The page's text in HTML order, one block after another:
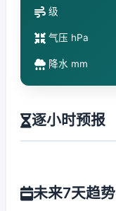
级
气压 hPa
降水 mm
逐小时预报
未来7天趋势